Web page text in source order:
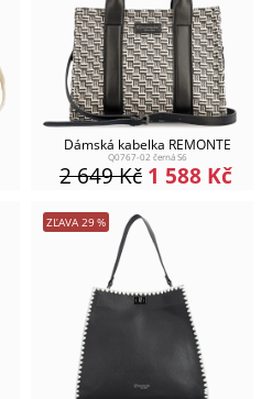
Dámská kabelka REMONTE
Q0767-02 černá S6
1 588 Kč
2 649Kč
ZĽAVA 29%